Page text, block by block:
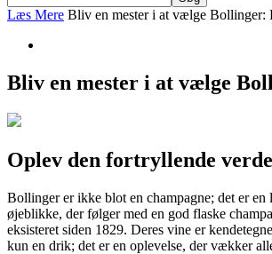
Læs Mere Bliv en mester i at vælge Bollinger:
Bliv en mester i at vælge
Oplev den fortryllende
Bollinger er ikke blot en champagne; det er
øjeblikke, der følger med en god flaske
eksisteret siden 1829. Deres vine er
kun en drik; det er en oplevelse, der vækker